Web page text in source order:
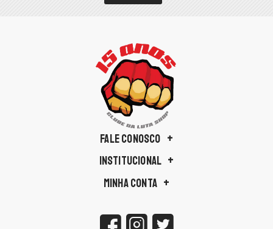
FALE CONOSCO
INSTITUCIONAL
MINHA CONTA